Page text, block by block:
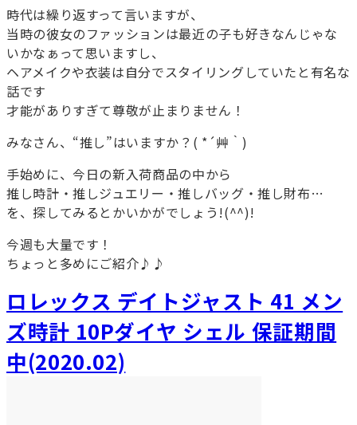
時代は繰り返すって言いますが、
当時の彼女のファッションは最近の子も好きなんじゃな
いかなぁって思いますし、
ヘアメイクや衣装は自分でスタイリングしていたと有名な
話です
才能がありすぎて尊敬が止まりません！
みなさん、“推し”はいますか？( *´艸｀)
手始めに、今日の新入荷商品の中から
推し時計・推しジュエリー・推しバッグ・推し財布…
を、探してみるとかいかがでしょう!(^^)!
今週も大量です！
ちょっと多めにご紹介♪♪
ロレックス デイトジャスト 41 メン
ズ時計 10Pダイヤ シェル 保証期間
中(2020.02)